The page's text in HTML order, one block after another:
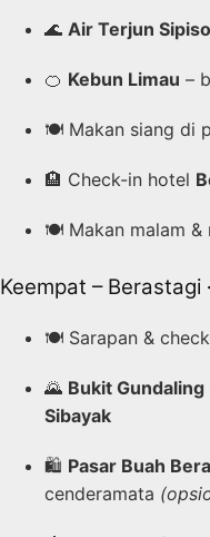
🌊 Air Terjun
🍊 Kebun Limau –
🍽️ Makan siang di
🏨 Check-in hotel
🍽️ Makan malam &
Keempat –
🍽️ Sarapan &
🌄 Bukit Gundaling
Sibayak
🛍️ Pasar Buah
cenderamata